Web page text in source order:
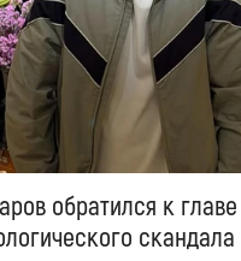
обратился к
скандала